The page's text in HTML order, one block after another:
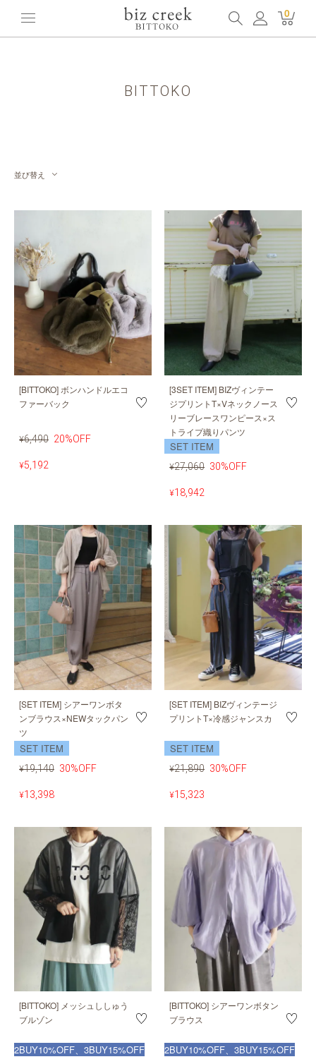
0
ブランド BITTOKO
BITTOKO
並び替え
[BITTOKO] ボンハンドルエコ
ファーバック
¥6,490 20%OFF
¥5,192
[3SET ITEM] BIZヴィンテー
ジプリントT×Vネックノース
リーブレースワンピース×ス
トライプ織りパンツ
SET ITEM
¥27,060 30%OFF
¥18,942
[SET ITEM] シアーワンボタ
ンブラウス×NEWタックパン
ツ
SET ITEM
¥19,140 30%OFF
¥13,398
[SET ITEM] BIZヴィンテージ
プリントT×冷感ジャンスカ
SET ITEM
¥21,890 30%OFF
¥15,323
[BITTOKO] メッシュししゅう
ブルゾン
2BUY10%OFF、3BUY15%OFF
[BITTOKO] シアーワンボタン
ブラウス
2BUY10%OFF、3BUY15%OFF